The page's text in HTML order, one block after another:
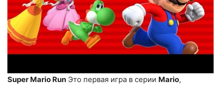
Super Mario Run Это первая игра в серии Mario,